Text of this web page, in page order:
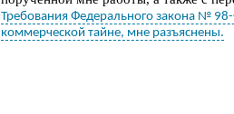
Требования Федерального закона №
коммерческой тайне, мне разъяснены.